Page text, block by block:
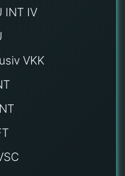
INT IV
VKK